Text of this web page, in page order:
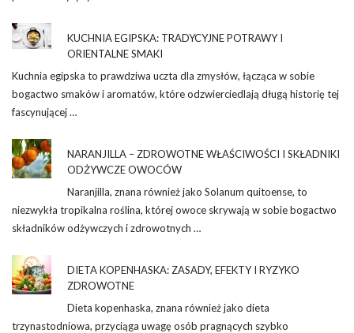
KUCHNIA EGIPSKA: TRADYCYJNE POTRAWY I
ORIENTALNE SMAKI
Kuchnia egipska to prawdziwa uczta dla zmysłów, łącząca w sobie
bogactwo smaków i aromatów, które odzwierciedlają długą historię tej
fascynującej …
NARANJILLA – ZDROWOTNE WŁAŚCIWOŚCI I SKŁADNIKI
ODŻYWCZE OWOCÓW
Naranjilla, znana również jako Solanum quitoense, to
niezwykła tropikalna roślina, której owoce skrywają w sobie bogactwo
składników odżywczych i zdrowotnych …
DIETA KOPENHASKA: ZASADY, EFEKTY I RYZYKO
ZDROWOTNE
Dieta kopenhaska, znana również jako dieta
trzynastodniowa, przyciąga uwagę osób pragnących szybko